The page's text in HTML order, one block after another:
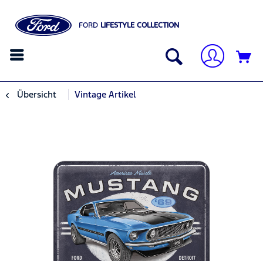
FORD LIFESTYLE COLLECTION
Übersicht Vintage Artikel